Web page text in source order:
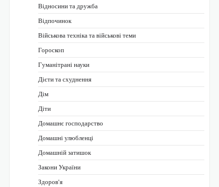
Відносини та дружба
Відпочинок
Військова техніка та військові теми
Гороскоп
Гуманітрані науки
Дієти та схуднення
Дім
Діти
Домашнє господарство
Домашні улюбленці
Домашній затишок
Закони України
Здоров'я